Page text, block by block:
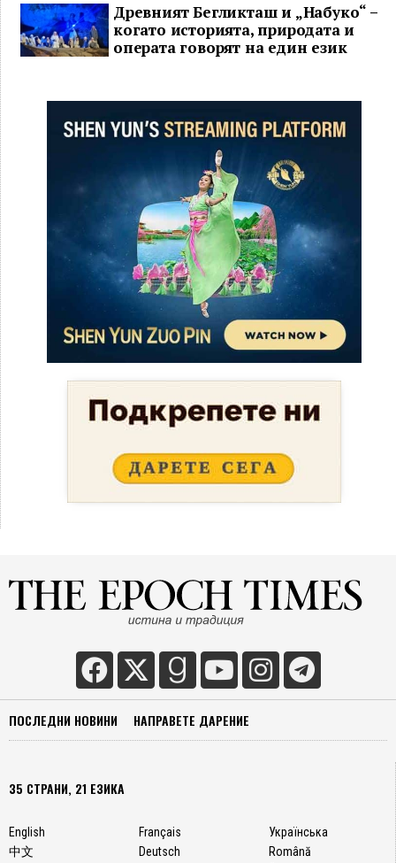
Древният Бегликташ и „Набуко“ –
когато историята, природата и
операта говорят на един език
ПОСЛЕДНИ НОВИНИ НАПРАВЕТЕ ДАРЕНИЕ
35 СТРАНИ, 21 ЕЗИКА
English
中文
Français
Deutsch
Українська
Română